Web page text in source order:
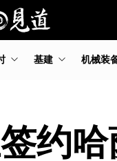
基建 机械装
约